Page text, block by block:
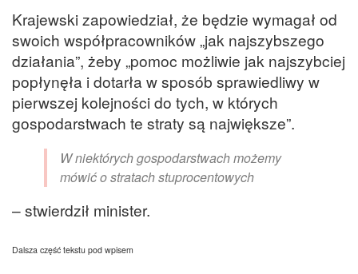
Krajewski zapowiedział, że będzie wymagał od
swoich współpracowników „jak najszybszego
działania”, żeby „pomoc możliwie jak najszybciej
popłynęła i dotarła w sposób sprawiedliwy w
pierwszej kolejności do tych, w których
gospodarstwach te straty są największe”.
W niektórych gospodarstwach możemy
mówić o stratach stuprocentowych
– stwierdził minister.
Dalsza część tekstu pod wpisem